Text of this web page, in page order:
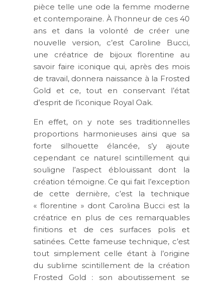
pièce telle une ode la femme moderne
et contemporaine. À l’honneur de ces 40
ans et dans la volonté de créer une
nouvelle version, c’est Caroline Bucci,
une créatrice de bijoux florentine au
savoir faire iconique qui, après des mois
de travail, donnera naissance à la Frosted
Gold et ce, tout en conservant l’état
d’esprit de l’iconique Royal Oak.
En effet, on y note ses traditionnelles
proportions harmonieuses ainsi que sa
forte silhouette élancée, s’y ajoute
cependant ce naturel scintillement qui
souligne l’aspect éblouissant dont la
création témoigne. Ce qui fait l’exception
de cette dernière, c’est la technique
« florentine » dont Carolina Bucci est la
créatrice en plus de ces remarquables
finitions et de ces surfaces polis et
satinées. Cette fameuse technique, c’est
tout simplement celle étant à l’origine
du sublime scintillement de la création
Frosted Gold : son aboutissement se